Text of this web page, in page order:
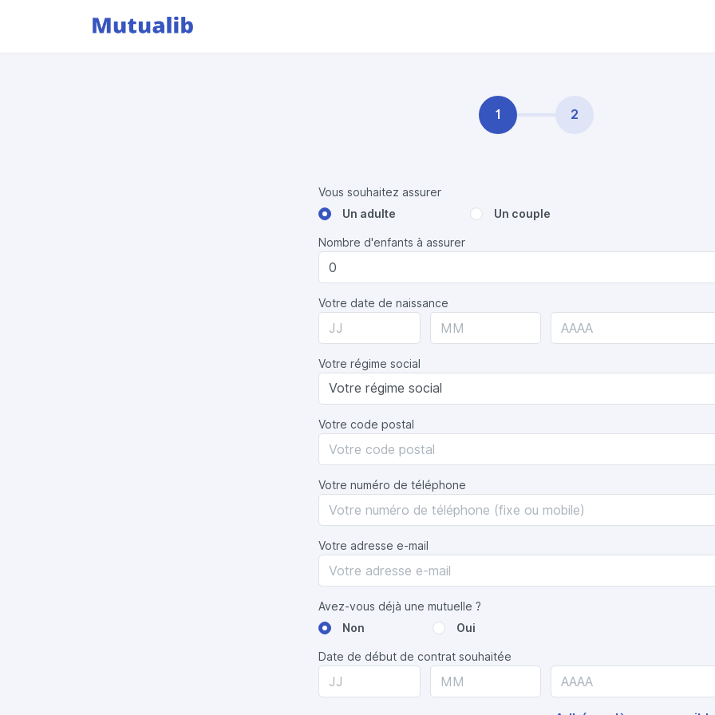
1 2
Vous souhaitez assurer
Un adulte
Un couple
Nombre d'enfants à assurer
Votre date de naissance
Votre régime social
Votre code postal
Votre numéro de téléphone
Votre adresse e-mail
Avez-vous déjà une mutuelle ?
Non
Oui
Date de début de contrat souhaitée